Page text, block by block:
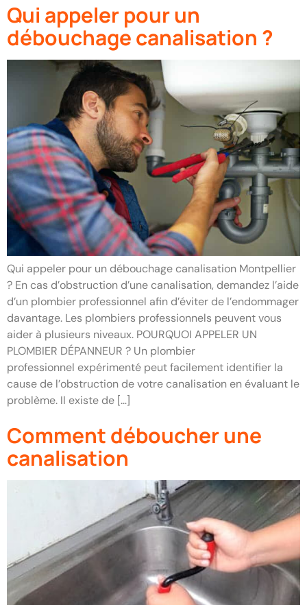
Qui appeler pour un
débouchage canalisation ?
Qui appeler pour un débouchage canalisation Montpellier
? En cas d’obstruction d’une canalisation, demandez l’aide
d’un plombier professionnel afin d’éviter de l’endommager
davantage. Les plombiers professionnels peuvent vous
aider à plusieurs niveaux. POURQUOI APPELER UN
PLOMBIER DÉPANNEUR ? Un plombier
professionnel expérimenté peut facilement identifier la
cause de l’obstruction de votre canalisation en évaluant le
problème. Il existe de […]
Comment déboucher une
canalisation